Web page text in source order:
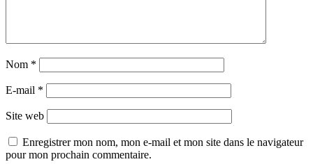
Nom *
E-mail *
Site web
Enregistrer mon nom, mon e-mail et mon site dans le navigateur
pour mon prochain commentaire.